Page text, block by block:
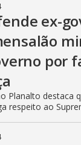
ex-
por
Planalto destaca
respeito ao